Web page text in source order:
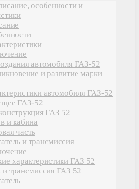
особенности и
автомобиля ГАЗ-52
и развитие марки
автомобиля ГАЗ-52
ГАЗ-52
ГАЗ 52
и кабина
часть
и трансмиссия
характеристики ГАЗ 52
и трансмиссия ГАЗ 52